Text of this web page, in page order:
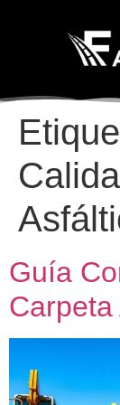
Guía